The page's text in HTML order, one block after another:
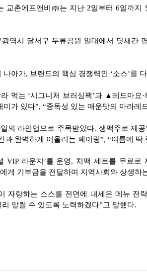
교촌에프앤비㈜는 지난 2일부터 6일까
역시 달서구 두류공원 일대에서 닷새
아가, 브랜드의 핵심 경쟁력인 ‘소스’를
먹는 ‘시그니처 브러싱팩’과 ▲레드마
가 있다”, “중독성 있는 매운맛의 마라레
의 라인업으로 주목받았다. 생맥주로 제
완벽하게 어울리는 페어링”, “여름에 딱
VIP 라운지’를 운영, 치맥 세트를 무료
게 기부금을 전달하며 지역사회와 상생하
자랑하는 소스를 전면에 내세운 메뉴
알릴 수 있도록 노력하겠다”고 말했다.